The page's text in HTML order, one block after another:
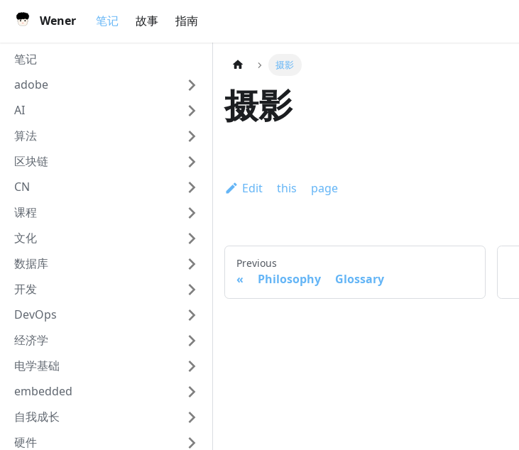
Wener 笔记 故事 指南
笔记
adobe
AI
算法
区块链
CN
课程
文化
数据库
开发
DevOps
经济学
电学基础
embedded
自我成长
硬件
摄影
摄影
Edit this page
Previous
Philosophy Glossary